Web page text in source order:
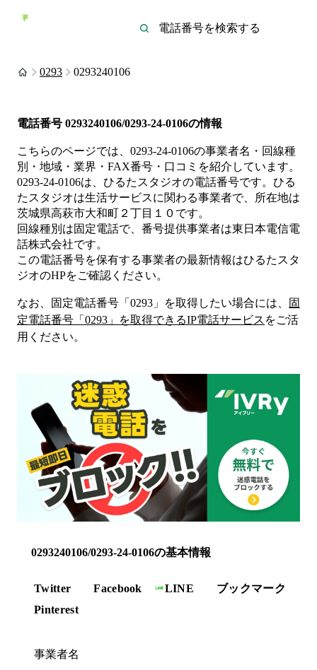
0293 0293240106
電話番号 0293240106/0293-24-0106の情報
こちらのページでは、 0293-24-0106の事業者名・回線種
別・地域・業界・FAX番号・口コミを紹介しています。
0293-24-0106は、 ひるたスタジオの電話番号です。 ひる
たスタジオは生活サービスに関わる事業者で、所在地は
茨城県高萩市大和町２丁目１０ です。
回線種別は固定電話で、番号提供事業者は東日本電信電
話株式会社です。
この電話番号を保有する事業者の最新情報はひるたスタ
ジオのHPをご確認ください。
なお、固定電話番号「 0293 」を取得したい場合には、
固
定電話番号「 0293 」を取得できるIP電話サービス をご活
用ください。
0293240106/0293-24-0106の基本情報
Twitter Facebook LINE
ブックマーク
Pinterest
事業者名